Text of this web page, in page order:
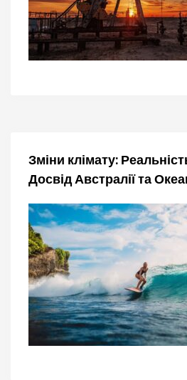
Зміни клімату:
Досвід Австралії та